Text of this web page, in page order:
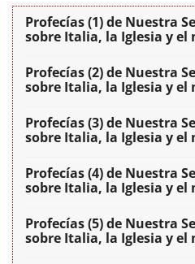
Profecías (1) de Nuestra
sobre Italia, la Iglesia y el
Profecías (2) de Nuestra
sobre Italia, la Iglesia y el
Profecías (3) de Nuestra
sobre Italia, la Iglesia y el
Profecías (4) de Nuestra
sobre Italia, la Iglesia y el
Profecías (5) de Nuestra
sobre Italia, la Iglesia y el